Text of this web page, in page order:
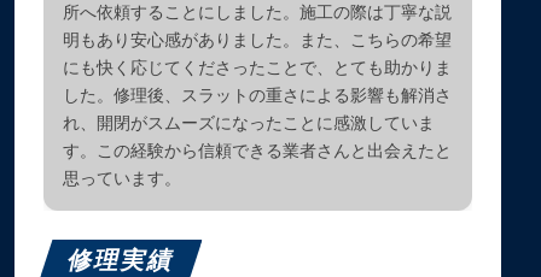
所へ依頼することにしました。施工の際は丁寧な説
明もあり安心感がありました。また、こちらの希望
にも快く応じてくださったことで、とても助かりま
した。修理後、スラットの重さによる影響も解消さ
れ、開閉がスムーズになったことに感激していま
す。この経験から信頼できる業者さんと出会えたと
思っています。
修理実績